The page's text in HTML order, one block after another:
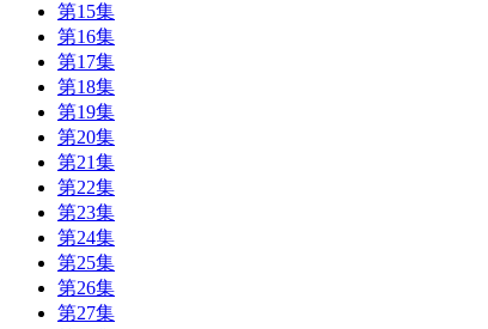
第15集
第16集
第17集
第18集
第19集
第20集
第21集
第22集
第23集
第24集
第25集
第26集
第27集